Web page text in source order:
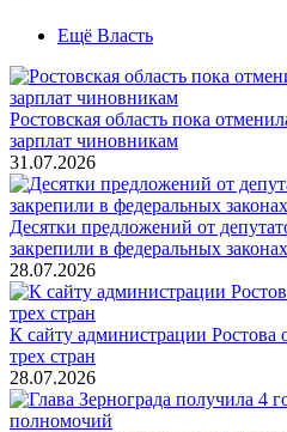
Ещё Власть
Ростовская область пока
зарплат чиновникам
31.07.2026
Десятки предложений от
закрепили в федеральных законах
28.07.2026
К сайту администрации Ростова
трех стран
28.07.2026